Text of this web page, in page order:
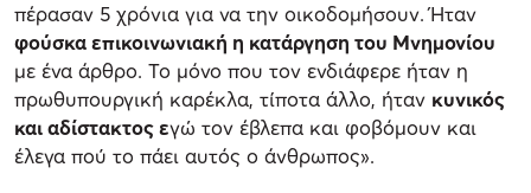
πέρασαν 5 χρόνια για να την οικοδομήσουν. Ήταν
φούσκα επικοινωνιακή η κατάργηση του Μνημονίου
με ένα άρθρο. Το μόνο που τον ενδιάφερε ήταν η
πρωθυπουργική καρέκλα, τίποτα άλλο, ήταν κυνικός
και αδίστακτος εγώ τον έβλεπα και φοβόμουν και
έλεγα πού το πάει αυτός ο άνθρωπος».